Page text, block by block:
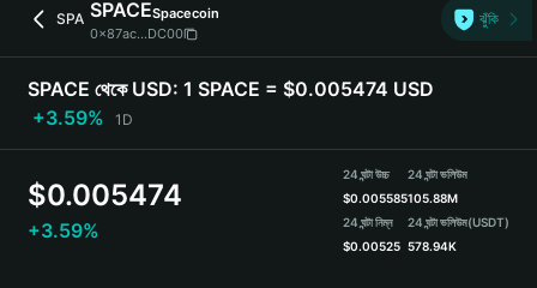
简体中文
繁體中文
Português (Portugal)
Bahasa Indonesia
Español
SPA SPACESpacecoin
0x87ac...DC00
ঝুঁকি
SPACE থেকে USD: 1 SPACE = $0.005474 USD
+3.59%
1D
$0.005474
+3.59%
24 ঘন্টা উচ্চ
$0.005585
24 ঘন্টা নিম্ন
$0.00525
24 ঘন্টা ভলিউম
105.88M
24 ঘন্টা ভলিউম(USDT)
578.94K